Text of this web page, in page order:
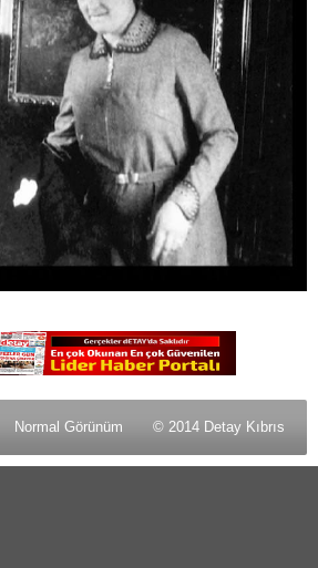
Normal Görünüm © 2014 Detay Kıbrıs